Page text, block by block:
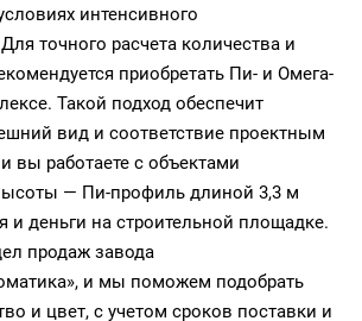
интенсивного
точного расчета количества и
приобретать Пи- и Омега-
Такой подход обеспечит
вид и соответствие проектным
вы работаете с объектами
— Пи-профиль длиной 3,3 м
и деньги на строительной площадке.
продаж завода
и мы поможем подобрать
и цвет, с учетом сроков поставки и